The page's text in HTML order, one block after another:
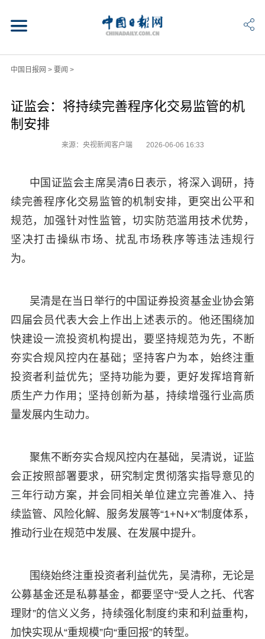
中国日报网 > 要闻 >
证监会：将持续完善程序化交易监管的机
制安排
来源：央视新闻客户端 2026-06-06 16:33
中国证监会主席吴清6日表示，将深入调研，持
续完善程序化交易监管的机制安排，更突出公平和
规范，加强针对性监管，切实防范滥用技术优势，
坚决打击操纵市场、扰乱市场秩序等违法违规行
为。
吴清是在当日举行的中国证券投资基金业协会第
四届会员代表大会上作出上述表示的。他还围绕加
快建设一流投资机构提出，要坚持规范为先，不断
夯实合规风控内在基础；坚持客户为本，始终注重
投资者利益优先；坚持功能为要，更好发挥培育新
质生产力作用；坚持创新为基，持续增强行业高质
量发展内生动力。
聚焦不断夯实合规风控内在基础，吴清说，证监
会正按照部署要求，研究制定贯彻落实指导意见的
三年行动方案，并会同相关单位建立完善准入、持
续监管、风险化解、服务发展等“1+N+X”制度体系，
推动行业在规范中发展、在发展中提升。
围绕始终注重投资者利益优先，吴清称，无论是
公募基金还是私募基金，都要坚守“受人之托、代客
理财”的信义义务，持续强化制度约束和利益重构，
加快实现从“重规模”向“重回报”的转型。